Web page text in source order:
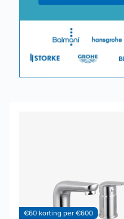
€60 korting per €600